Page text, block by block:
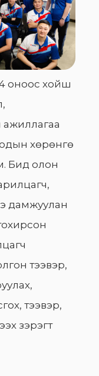
оноос хойш
ажиллагаа
хөрөнгө
Бид олон
дамжуулан
тээвэр,
тээвэр,
зэрэгт